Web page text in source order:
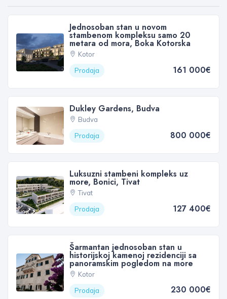
Jednosoban stan u novom
stambenom kompleksu samo 20
metara od mora, Boka Kotorska
Kotor
Prodaja
161 000€
Dukley Gardens, Budva
Budva
Prodaja
800 000€
Luksuzni stambeni kompleks uz
more, Bonici, Tivat
Tivat
Prodaja
127 400€
Šarmantan jednosoban stan u
historijskoj kamenoj rezidenciji sa
panoramskim pogledom na more
Kotor
Prodaja
230 000€